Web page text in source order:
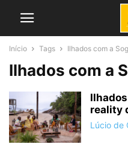
Início Tags Ilhados com a
Ilhados com a
reality
Lúcio de